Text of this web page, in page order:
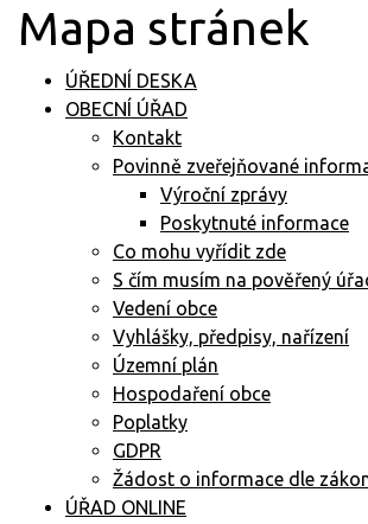
Mapa stránek
ÚŘEDNÍ DESKA
OBECNÍ ÚŘAD
Kontakt
Povinně zveřejňované
Výroční zprávy
Poskytnuté informace
Co mohu vyřídit zde
S čím musím na pověřený
Vedení obce
Vyhlášky, předpisy, nařízení
Územní plán
Hospodaření obce
Poplatky
GDPR
Žádost o informace dle
ÚŘAD ONLINE